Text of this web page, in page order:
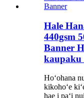
Hale
440gsm
Banner
kaupaku
Hoʻohana
kikohoʻe
hae i paʻi